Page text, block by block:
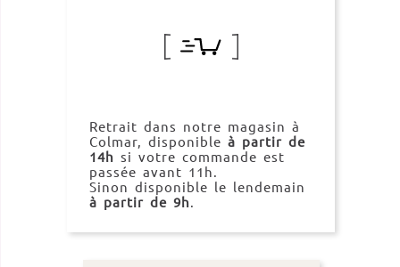
Retrait dans notre magasin à
Colmar, disponible à partir de
14h si votre commande est
passée avant 11h.
Sinon disponible le lendemain
à partir de 9h.